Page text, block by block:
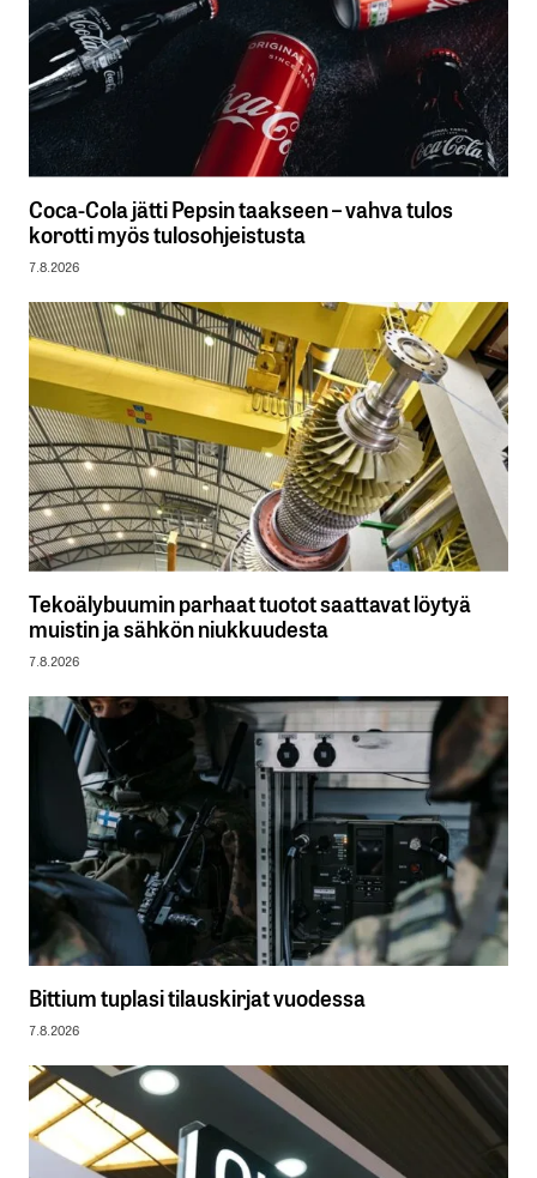
Coca-Cola jätti Pepsin taakseen – vahva tulos
korotti myös tulosohjeistusta
7.8.2026
Tekoälybuumin parhaat tuotot saattavat löytyä
muistin ja sähkön niukkuudesta
7.8.2026
Bittium tuplasi tilauskirjat vuodessa
7.8.2026